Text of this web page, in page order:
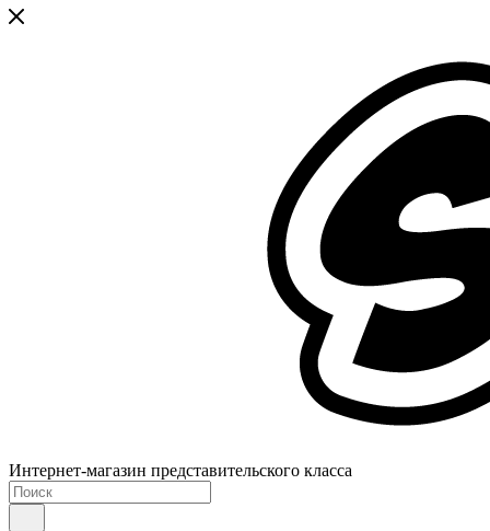
Интернет-магазин представительского класса